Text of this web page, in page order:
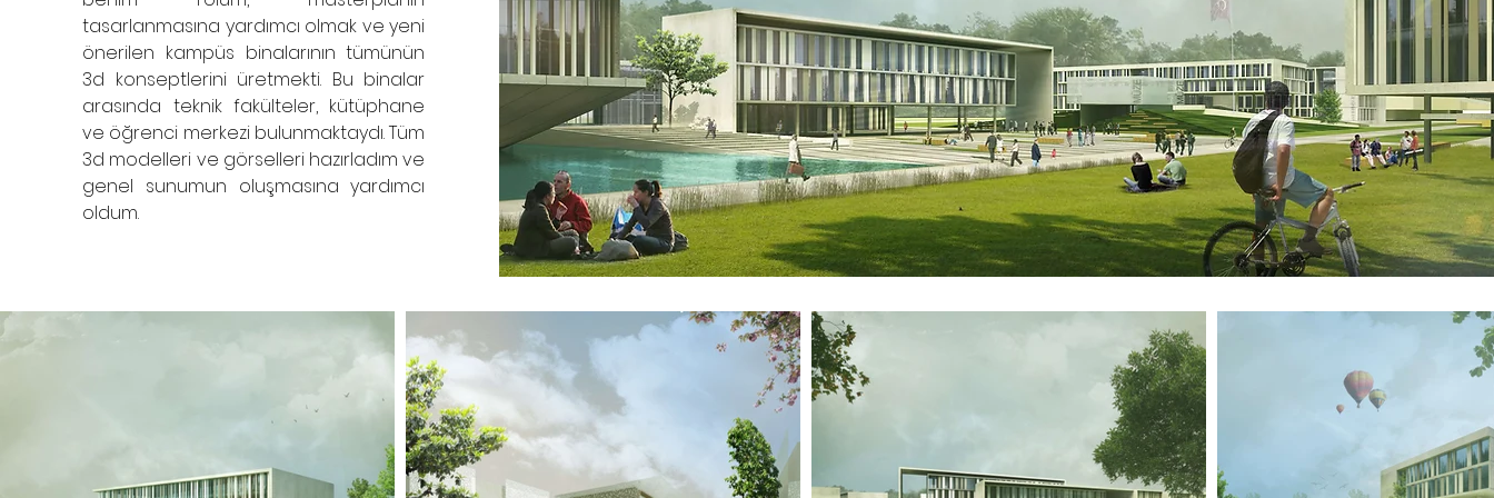
tasarlanmasına yardımcı olmak ve yeni
önerilen kampüs binalarının tümünün
3d konseptlerini üretmekti. Bu binalar
arasında teknik fakülteler, kütüphane
ve öğrenci merkezi bulunmaktaydı. Tüm
3d modelleri ve görselleri hazırladım ve
genel sunumun oluşmasına yardımcı
oldum.